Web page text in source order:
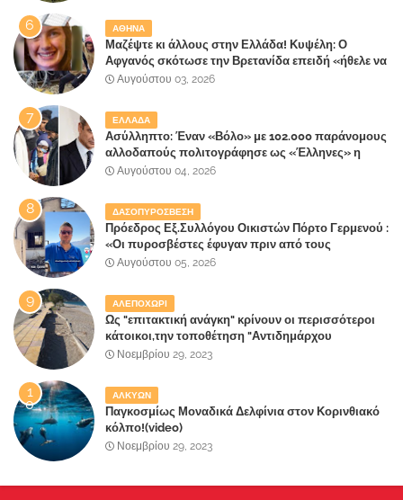
επίγειου παραδείσου της Αττικής
ΑΘΗΝΑ
Μαζέψτε κι άλλους στην Ελλάδα! Κυψέλη: Ο
Αφγανός σκότωσε την Βρετανίδα επειδή «ήθελε να
κάνει τη σύντροφό του χριστιανή»
Αυγούστου 03, 2026
ΕΛΛΑΔΑ
Ασύλληπτο: Έναν «Βόλο» με 102.000 παράνομους
αλλοδαπούς πολιτογράφησε ως «Έλληνες» η
κυβέρνηση!
Αυγούστου 04, 2026
ΔΑΣΟΠΥΡΟΣΒΕΣΗ
Πρόεδρος Εξ.Συλλόγου Οικιστών Πόρτο Γερμενού :
«Οι πυροσβέστες έφυγαν πριν από τους
κατοίκους»
Αυγούστου 05, 2026
ΑΛΕΠΟΧΩΡΙ
Ως "επιτακτική ανάγκη" κρίνουν οι περισσότεροι
κάτοικοι,την τοποθέτηση "Αντιδημάρχου
Παραλιακής Ζώνης" στο Δήμο Μάνδρας-Ειδυλλίας!
Νοεμβρίου 29, 2023
ΑΛΚΥΩΝ
Παγκοσμίως Μοναδικά Δελφίνια στον Κορινθιακό
κόλπο!(video)
Νοεμβρίου 29, 2023